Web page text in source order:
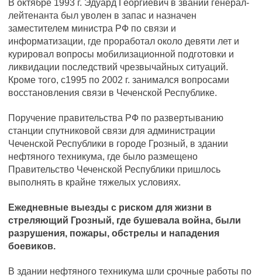
В октябре 1993 г. Эдуард Георгиевич в звании генерал-
лейтенанта был уволен в запас и назначен
заместителем министра РФ по связи и
информатизации, где проработал около девяти лет и
курировал вопросы мобилизационной подготовки и
ликвидации последствий чрезвычайных ситуаций.
Кроме того, с1995 по 2002 г. занимался вопросами
восстановления связи в Чеченской Республике.
Поручение правительства РФ по развертыванию
станции спутниковой связи для администрации
Чеченской Республики в городе Грозный, в здании
нефтяного техникума, где было размещено
Правительство Чеченской Республики пришлось
выполнять в крайне тяжелых условиях.
Ежедневные выезды с риском для жизни в
стреляющий Грозный, где бушевала война, были
разрушения, пожары, обстрелы и нападения
боевиков.
В здании нефтяного техникума шли срочные работы по